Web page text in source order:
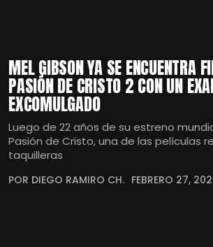
MEL GIBSON YA SE ENCUENTRA
PASIÓN DE CRISTO 2 CON UN
EXCOMULGADO
Luego de 22 años de su estreno
Pasión de Cristo, una de las películas
taquilleras
POR DIEGO RAMIRO CH. FEBRERO 27,